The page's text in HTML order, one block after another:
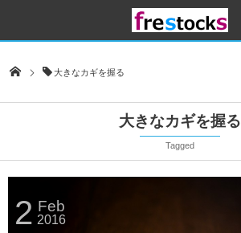
大きなカギを握る
大きなカギを握る
Tagged
2 Feb
2016